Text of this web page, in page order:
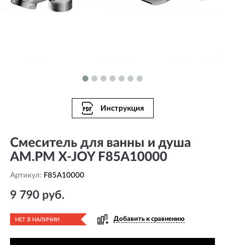
Инструкция
Смеситель для ванны и душа
AM.PM X-JOY F85A10000
Артикул: F85A10000
9 790 руб.
НЕТ В НАЛИЧИИ Добавить к сравнению